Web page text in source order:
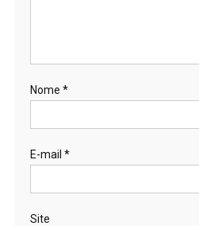
Nome *
E-mail *
Site